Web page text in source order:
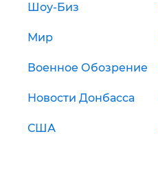
Шоу-Биз
Мир
Военное Обозрение
Новости Донбасса
США